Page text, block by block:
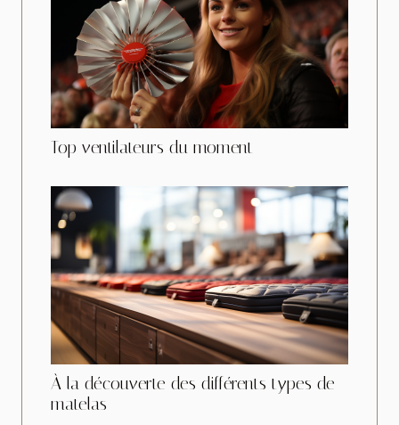
Top ventilateurs du moment
À la découverte des différents types de
matelas